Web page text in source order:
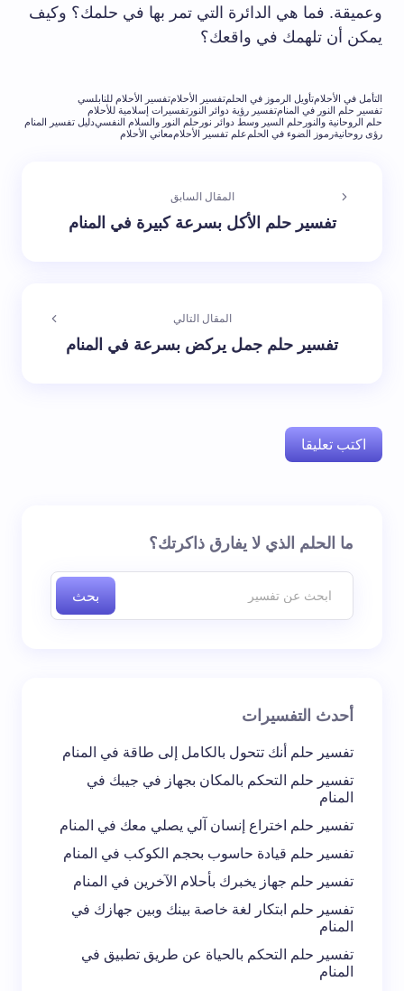
وعميقة. فما هي الدائرة التي تمر بها في حلمك؟ وكيف
يمكن أن تلهمك في واقعك؟
التأمل في الأحلامتأويل الرموز في الحلمتفسير الأحلامتفسير الأحلام للنابلسي
تفسير حلم النور في المنامتفسير رؤية دوائر النور تفسيرات إسلامية للأحلام
حلم الروحانية والنور حلم السير وسط دوائر نور حلم النور والسلام النفسيدليل تفسير المنام
رؤى روحانيةرموز الضوء في الحلم علم تفسير الأحلاممعاني الأحلام
المقال السابق
تفسير حلم الأكل بسرعة كبيرة في المنام
المقال التالي
تفسير حلم جمل يركض بسرعة في المنام
اكتب تعليقا
لن يتم نشر عنوان بريدك الإلكتروني. الحقول الإلزامية مشار
احفظ اسمي والبريد الإلكتروني في هذا المتصفح
لاستخدامه في المرة المقبلة في تعليقي.
ما الحلم الذي لا يفارق ذاكرتك؟
بحث
أحدث التفسيرات
تفسير حلم أنك تتحول بالكامل إلى طاقة في المنام
تفسير حلم التحكم بالمكان بجهاز في جيبك في
المنام
تفسير حلم اختراع إنسان آلي يصلي معك في المنام
تفسير حلم قيادة حاسوب بحجم الكوكب في المنام
تفسير حلم جهاز يخبرك بأحلام الآخرين في المنام
تفسير حلم ابتكار لغة خاصة بينك وبين جهازك في
المنام
تفسير حلم التحكم بالحياة عن طريق تطبيق في
المنام